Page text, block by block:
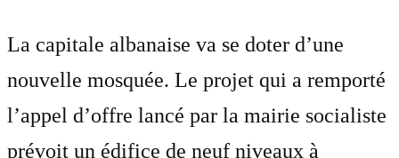
La capitale albanaise va se doter d’une
nouvelle mosquée. Le projet qui a remporté
l’appel d’offre lancé par la mairie socialiste
prévoit un édifice de neuf niveaux à